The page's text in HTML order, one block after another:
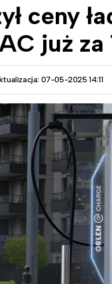
ceny
już za
07-05-2025 14:11